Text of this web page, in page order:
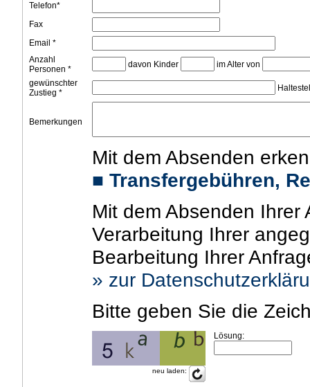
Telefon*
Fax
Email *
Anzahl
Personen *
davon Kinder
im Alter von
gewünschter
Zustieg *
Bemerkungen
Mit dem Absenden
■ Transfergebühren,
Mit dem Absenden
Verarbeitung Ihrer
Bearbeitung Ihrer
» zur
Bitte geben Sie die
neu laden:
Lösung: